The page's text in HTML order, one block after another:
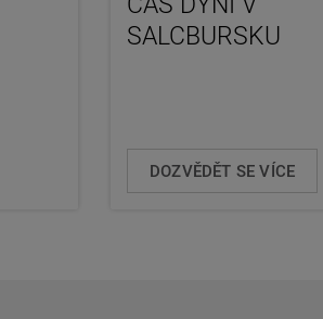
SALCBURSKU
DOZVĚDĚT SE VÍCE